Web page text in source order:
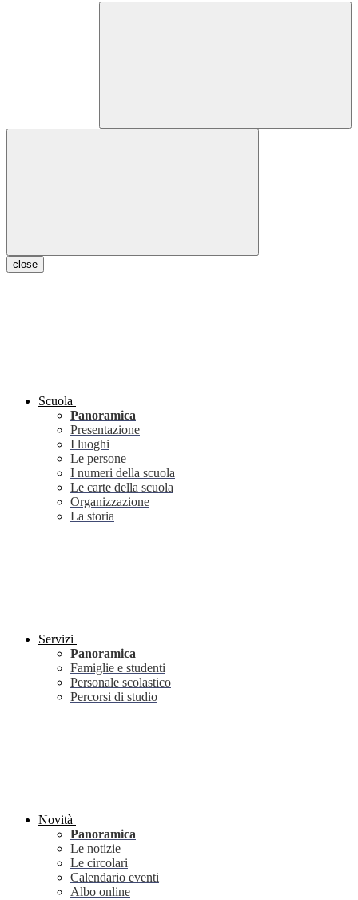
close
Scuola
Panoramica
Presentazione
I luoghi
Le persone
I numeri della scuola
Le carte della scuola
Organizzazione
La storia
Servizi
Panoramica
Famiglie e studenti
Personale scolastico
Percorsi di studio
Novità
Panoramica
Le notizie
Le circolari
Calendario eventi
Albo online